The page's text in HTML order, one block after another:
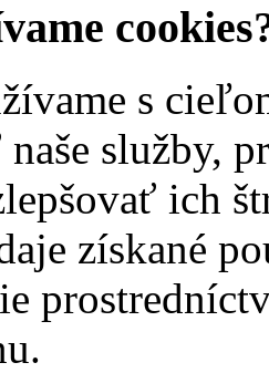
s
služby,
ich
získané